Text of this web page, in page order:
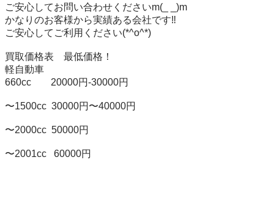
ご安心してお問い合わせくださいm(_ _)m
かなりのお客様から実績ある会社です‼️
ご安心してご利用ください(*^o^*)
買取価格表　最低価格！
軽自動車
660cc        20000円-30000円
〜1500cc  30000円〜40000円
〜2000cc  50000円
〜2001cc   60000円